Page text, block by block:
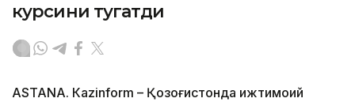
курсини тугатди
ASTANА. Кazinform – Қозоғистонда ижтимоий